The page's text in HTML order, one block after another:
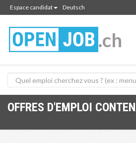
Espace candidat Deutsch
.ch
OFFRES D'EMPLOI